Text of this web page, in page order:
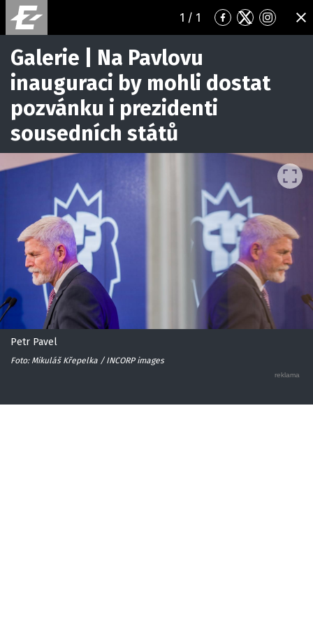
1 / 1
Přejít
na
Přejít
na
Přejít
na
Galerie | Na Pavlovu
inauguraci by mohli dostat
pozvánku i prezidenti
sousedních států
Petr Pavel
Foto: Mikuláš Křepelka / INCORP images